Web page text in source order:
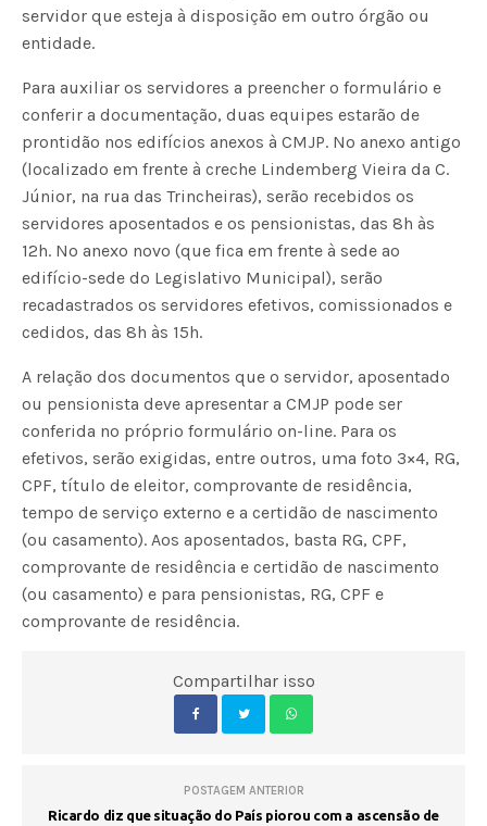
servidor que esteja à disposição em outro órgão ou
entidade.
Para auxiliar os servidores a preencher o formulário e
conferir a documentação, duas equipes estarão de
prontidão nos edifícios anexos à CMJP. No anexo antigo
(localizado em frente à creche Lindemberg Vieira da C.
Júnior, na rua das Trincheiras), serão recebidos os
servidores aposentados e os pensionistas, das 8h às
12h. No anexo novo (que fica em frente à sede ao
edifício-sede do Legislativo Municipal), serão
recadastrados os servidores efetivos, comissionados e
cedidos, das 8h às 15h.
A relação dos documentos que o servidor, aposentado
ou pensionista deve apresentar a CMJP pode ser
conferida no próprio formulário on-line. Para os
efetivos, serão exigidas, entre outros, uma foto 3×4, RG,
CPF, título de eleitor, comprovante de residência,
tempo de serviço externo e a certidão de nascimento
(ou casamento). Aos aposentados, basta RG, CPF,
comprovante de residência e certidão de nascimento
(ou casamento) e para pensionistas, RG, CPF e
comprovante de residência.
Compartilhar isso
POSTAGEM ANTERIOR
Ricardo diz que situação do País piorou com a ascensão de